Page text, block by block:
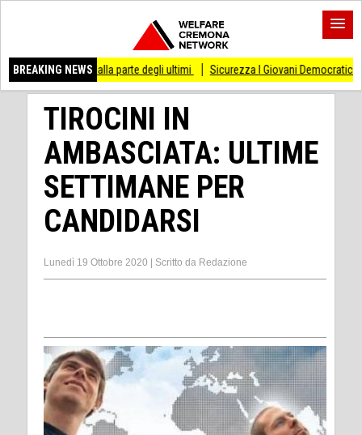
BREAKING NEWS
di stare dalla parte degli ultimi Sicurezza I Giovani Democratici ribattono
TIROCINI IN
AMBASCIATA: ULTIME
SETTIMANE PER
CANDIDARSI
Lunedì 19 Ottobre 2020 Scritto da Redazione